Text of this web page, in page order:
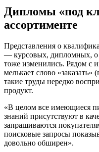
Дипломы «под
ассортименте
Представления о
— курсовых, дипломных, о
тоже изменились. Рядом с
мелькает слово
такие труды нередко
продукт.
«В целом все имеющиеся
знаний присутствуют в
запрашиваются
поисковые запросы
довольно обширен».